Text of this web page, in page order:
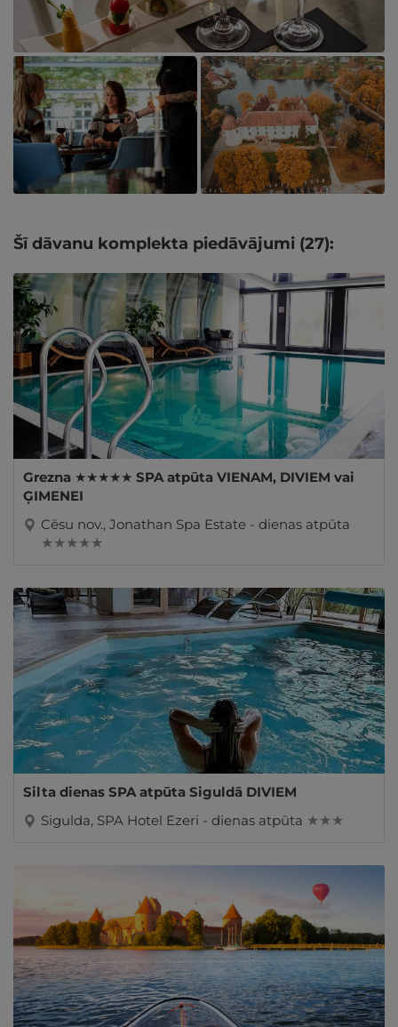
Šī dāvanu komplekta piedāvājumi (27):
Grezna ★★★★★ SPA atpūta VIENAM, DIVIEM vai
ĢIMENEI
Cēsu nov., Jonathan Spa Estate - dienas atpūta
★ ★ ★ ★ ★
Silta dienas SPA atpūta Siguldā DIVIEM
Sigulda, SPA Hotel Ezeri - dienas atpūta ★ ★ ★